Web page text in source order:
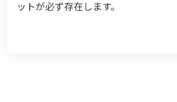
ットが必ず存在します。